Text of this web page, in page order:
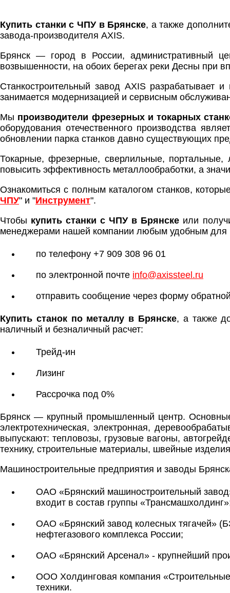
Купить станки с ЧПУ в Брянске, а также
завода-производителя AXIS.
Брянск — город в России, административный
возвышенности, на обоих берегах реки Десны при
Станкостроительный завод AXIS разрабатывает
занимается модернизацией и сервисным
Мы производители фрезерных и токарных
оборудования отечественного производства
обновлении парка станков давно существующих
Токарные, фрезерные, сверлильные,
повысить эффективность металлообработки, а
Ознакомиться с полным каталогом станков,
ЧПУ" и "Инструмент".
Чтобы купить станки с ЧПУ в Брянске или
менеджерами нашей компании любым удобным для
по телефону +7 909 308 96 01
по электронной почте info@axissteel.ru
отправить сообщение через форму
Купить станок по металлу в Брянске, а также
наличный и безналичный расчет:
Трейд-ин
Лизинг
Рассрочка под 0%
Брянск — крупный промышленный центр.
электротехническая, электронная,
выпускают: тепловозы, грузовые вагоны,
технику, строительные материалы, швейные
Машиностроительные предприятия и заводы
ОАО «Брянский машиностроительный
входит в состав группы
ОАО «Брянский завод колесных тягачей»
нефтегазового комплекса России;
ОАО «Брянский Арсенал» - крупнейший
ООО Холдинговая компания
техники.